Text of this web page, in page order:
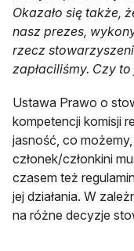
Okazało się także,
nasz prezes,
rzecz
zapłaciliśmy. Czy
Ustawa Prawo o
kompetencji komisji
jasność, co
członek/członkini
czasem też
jej działania. W
na różne decyzje